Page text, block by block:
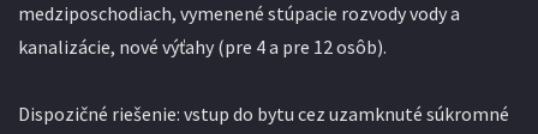
medziposchodiach, vymenené stúpacie rozvody vody a
kanalizácie, nové výťahy (pre 4 a pre 12 osôb).
Dispozičné riešenie: vstup do bytu cez uzamknuté súkromné